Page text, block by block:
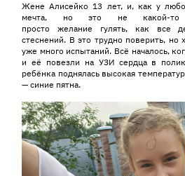
Жене Алисейко 13 лет, и, как у
мечта, но это не какой-
просто желание гулять, как все
стеснений. В это трудно поверить, но
уже много испытаний. Всё началось,
и её повезли на УЗИ сердца в
ребёнка поднялась высокая
— синие пятна.